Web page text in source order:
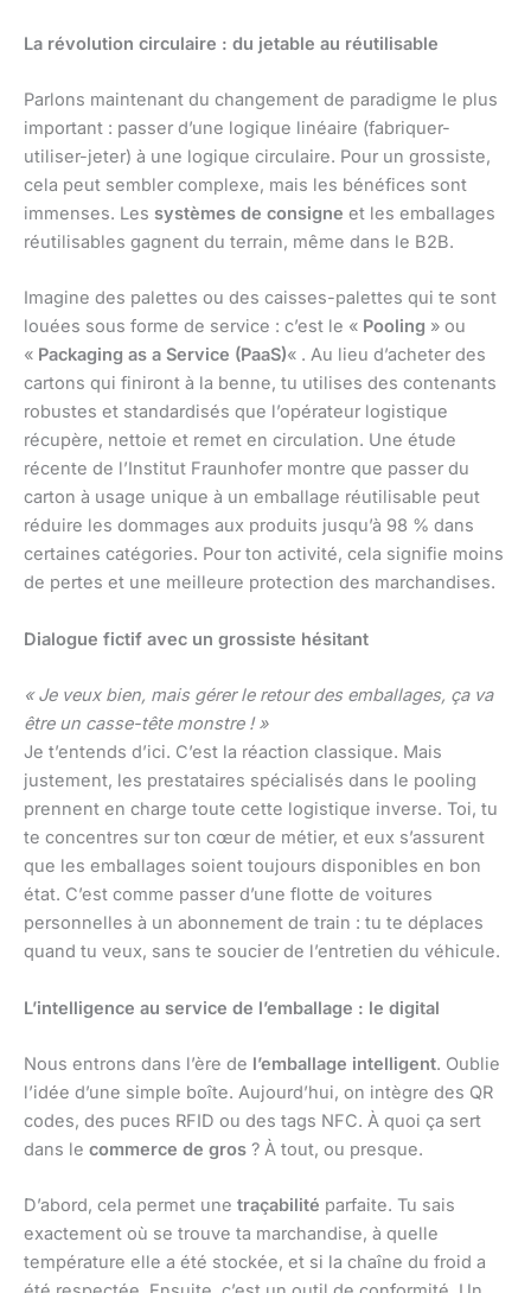
La révolution circulaire : du jetable au réutilisable
Parlons maintenant du changement de paradigme le plus
important : passer d’une logique linéaire (fabriquer-
utiliser-jeter) à une logique circulaire. Pour un grossiste,
cela peut sembler complexe, mais les bénéfices sont
immenses. Les systèmes de consigne et les emballages
réutilisables gagnent du terrain, même dans le B2B.
Imagine des palettes ou des caisses-palettes qui te sont
louées sous forme de service : c’est le « Pooling » ou
« Packaging as a Service (PaaS)« . Au lieu d’acheter des
cartons qui finiront à la benne, tu utilises des contenants
robustes et standardisés que l’opérateur logistique
récupère, nettoie et remet en circulation. Une étude
récente de l’Institut Fraunhofer montre que passer du
carton à usage unique à un emballage réutilisable peut
réduire les dommages aux produits jusqu’à 98 % dans
certaines catégories. Pour ton activité, cela signifie moins
de pertes et une meilleure protection des marchandises.
Dialogue fictif avec un grossiste hésitant
« Je veux bien, mais gérer le retour des emballages, ça va
être un casse-tête monstre ! »
Je t’entends d’ici. C’est la réaction classique. Mais
justement, les prestataires spécialisés dans le pooling
prennent en charge toute cette logistique inverse. Toi, tu
te concentres sur ton cœur de métier, et eux s’assurent
que les emballages soient toujours disponibles en bon
état. C’est comme passer d’une flotte de voitures
personnelles à un abonnement de train : tu te déplaces
quand tu veux, sans te soucier de l’entretien du véhicule.
L’intelligence au service de l’emballage : le digital
Nous entrons dans l’ère de l’emballage intelligent. Oublie
l’idée d’une simple boîte. Aujourd’hui, on intègre des QR
codes, des puces RFID ou des tags NFC. À quoi ça sert
dans le commerce de gros ? À tout, ou presque.
D’abord, cela permet une traçabilité parfaite. Tu sais
exactement où se trouve ta marchandise, à quelle
température elle a été stockée, et si la chaîne du froid a